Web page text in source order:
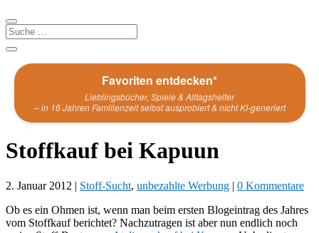
Favoriten entdecken*
Lieblingsbücher, Spiele & Alltagshelfer
– in 16 Jahren Familienzeit selbst ausprobiert & nicht KI-generiert
Stoffkauf bei Kapuun
2. Januar 2012 | Stoff-Sucht, unbezahlte Werbung | 0 Kommentare
Ob es ein Ohmen ist, wenn man beim ersten Blogeintrag des Jahres
vom Stoffkauf berichtet? Nachzutragen ist aber nun endlich noch